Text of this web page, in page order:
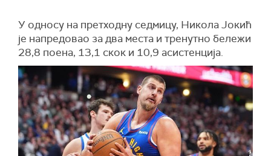
У односу на претходну седмицу, Никола Јокић
је напредовао за два места и тренутно бележи
28,8 поена, 13,1 скок и 10,9 асистенција.